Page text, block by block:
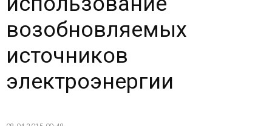
возобновляемых
источников
электроэнергии